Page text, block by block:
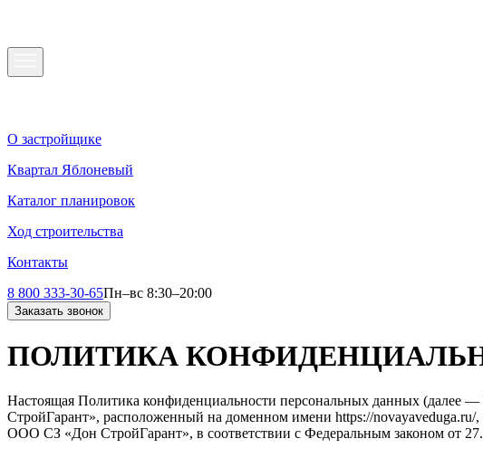
О застройщике
Квартал Яблоневый
Каталог планировок
Ход строительства
Контакты
8 800 333-30-65Пн–вс 8:30–20:00
Заказать звонок
ПОЛИТИКА
Настоящая Политика конфиденциальности персональных данных
СтройГарант», расположенный на доменном имени https://
ООО СЗ «Дон СтройГарант», в соответствии с Федеральным законом от